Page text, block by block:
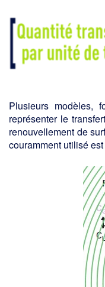
Plusieurs modèles,
représenter le
renouvellement de
couramment utilisé